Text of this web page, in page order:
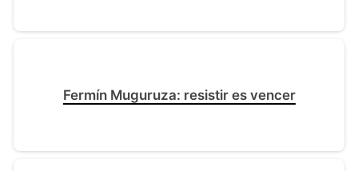
Fermín Muguruza: resistir es vencer